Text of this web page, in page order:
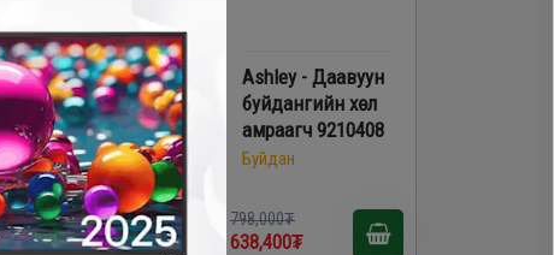
Ashley - Даавуун
буйдан 3010320
Буйдан
1,198,000₮
599,000₮
Ashley - Даавуун
буйдангийн хөл
амраагч 9210408
Буйдан
798,000₮
638,400₮